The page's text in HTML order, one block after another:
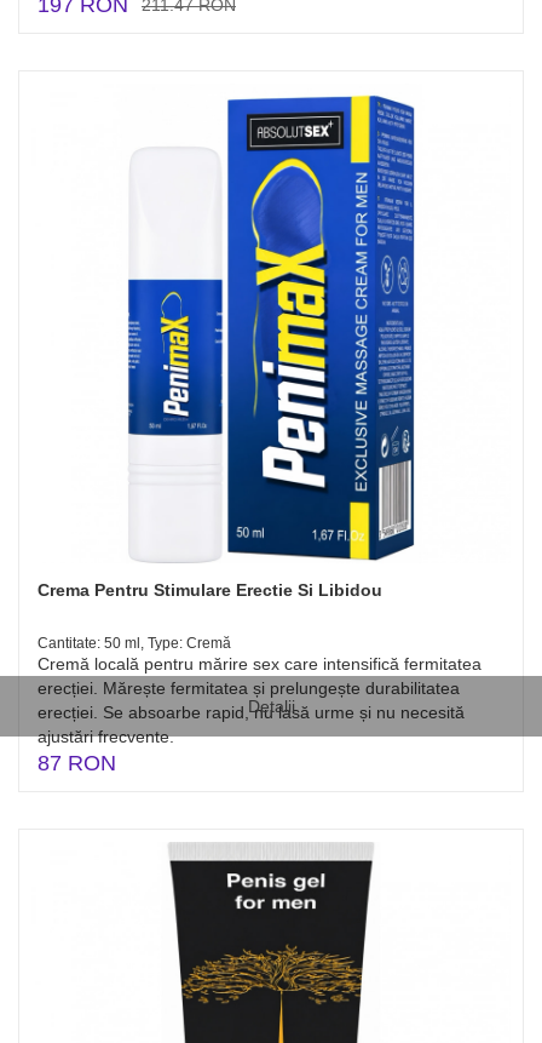
197 RON 211.47 RON
Detalii
Crema Pentru Stimulare Erectie Si Libidou
Cantitate: 50 ml, Type: Cremă
Cremă locală pentru mărire sex care intensifică fermitatea
erecției. Mărește fermitatea și prelungește durabilitatea
erecției. Se absoarbe rapid, nu lasă urme și nu necesită
ajustări frecvente.
87 RON